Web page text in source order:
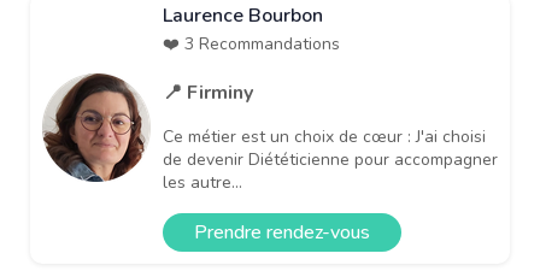
Laurence Bourbon
❤️ 3 Recommandations
📍 Firminy
Ce métier est un choix de cœur : J'ai choisi
de devenir Diététicienne pour accompagner
les autre...
Prendre rendez-vous